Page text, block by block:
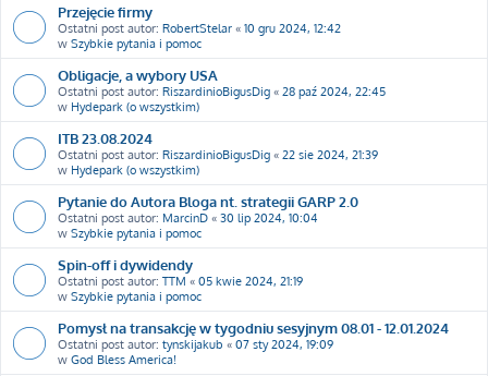
Przejęcie firmy
Ostatni post autor: RobertStelar « 10 gru 2024, 12:42
w Szybkie pytania i pomoc
Obligacje, a wybory USA
Ostatni post autor: RiszardinioBigusDig « 28 paź 2024, 22:45
w Hydepark (o wszystkim)
ITB 23.08.2024
Ostatni post autor: RiszardinioBigusDig « 22 sie 2024, 21:39
w Hydepark (o wszystkim)
Pytanie do Autora Bloga nt. strategii GARP 2.0
Ostatni post autor: MarcinD « 30 lip 2024, 10:04
w Szybkie pytania i pomoc
Spin-off i dywidendy
Ostatni post autor: TTM « 05 kwie 2024, 21:19
w Szybkie pytania i pomoc
Pomysł na transakcję w tygodniu sesyjnym 08.01 - 12.01.2024
Ostatni post autor: tynskijakub « 07 sty 2024, 19:09
w God Bless America!